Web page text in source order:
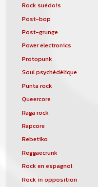
Rock suédois
Post-bop
Post-grunge
Power electronics
Protopunk
Soul psychédélique
Punta rock
Queercore
Raga rock
Rapcore
Rebetiko
Reggaecrunk
Rock en espagnol
Rock in opposition